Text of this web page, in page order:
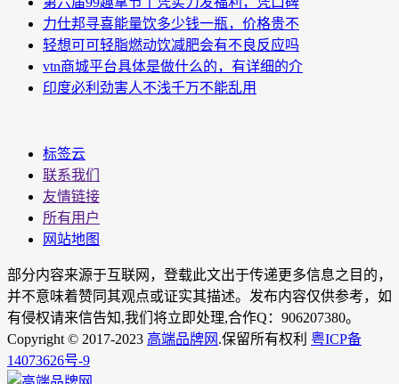
力仕邦寻喜能量饮多少钱一瓶，价格贵不
轻想可可轻脂燃动饮减肥会有不良反应吗
vtn商城平台具体是做什么的，有详细的介
印度必利劲害人不浅千万不能乱用
标签云
联系我们
友情链接
所有用户
网站地图
部分内容来源于互联网，登载此文出于传递更多信息之目的，
并不意味着赞同其观点或证实其描述。发布内容仅供参考，如
有侵权请来信告知,我们将立即处理,合作Q：906207380。
Copyright © 2017-2023 高端品牌网 .保留所有权利 粤ICP备
14073626号-9